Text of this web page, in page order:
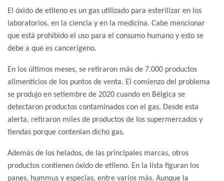
El óxido de etileno es un gas utilizado para esterilizar en los
laboratorios, en la ciencia y en la medicina. Cabe mencionar
que está prohibido el uso para el consumo humano y esto se
debe a que es cancerígeno.
En los últimos meses, se retiraron más de 7.000 productos
alimenticios de los puntos de venta. El comienzo del problema
se produjo en setiembre de 2020 cuando en Bélgica se
detectaron productos contaminados con el gas. Desde esta
alerta, retiraron miles de productos de los supermercados y
tiendas porque contenían dicho gas.
Además de los helados, de las principales marcas, otros
productos contienen óxido de etileno. En la lista figuran los
panes, hummus y especias, entre varios más. Aunque la